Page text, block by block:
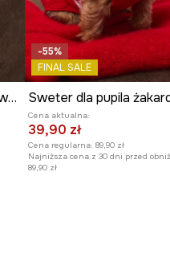
Sweter dla pupila żakardowy wzorzysty
-55%
FINAL SALE
Cena aktualna:
39,90 zł
Cena regularna: 89,90 zł
Najniższa cena z 30 dni przed
89,90 zł